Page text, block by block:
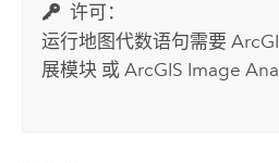
许可：
运行地图代数语句需要
展模块 或ArcGIS Image